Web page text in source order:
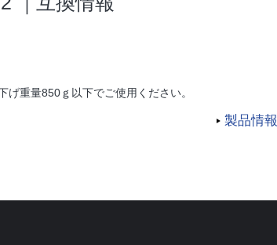
げ重量850ｇ以下でご使用ください。
製品情報